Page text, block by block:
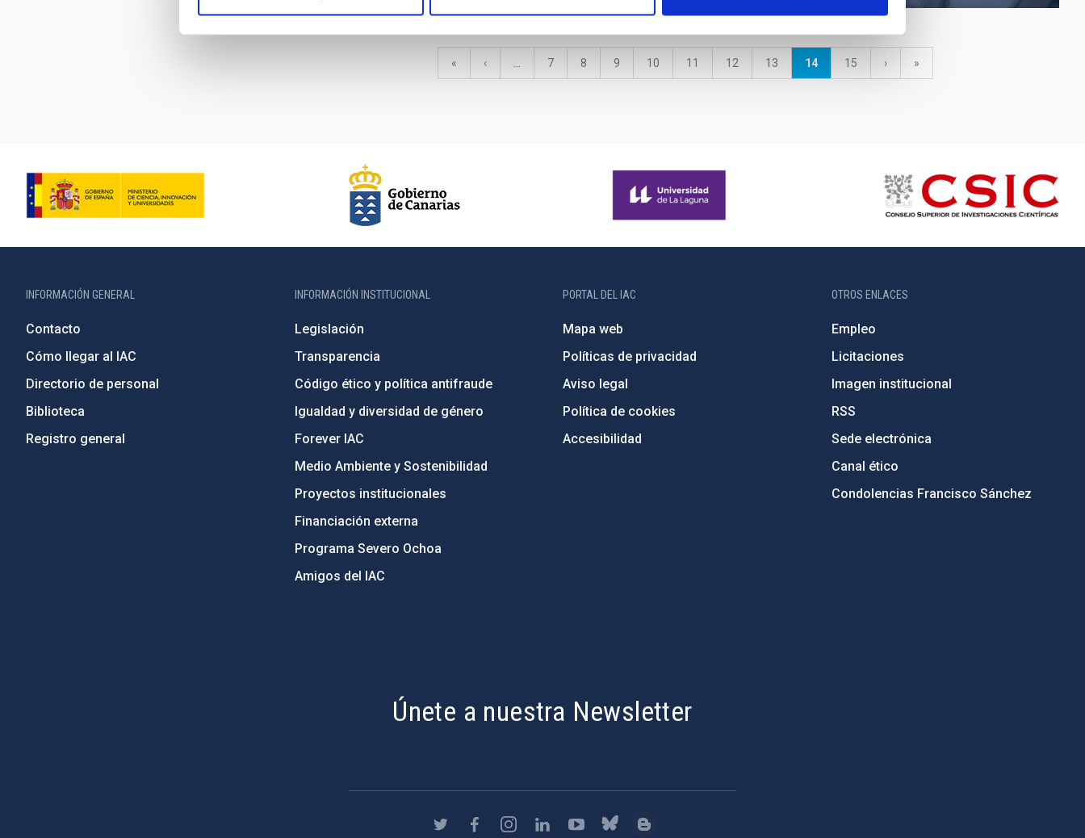
Primera
«
Página
‹ Página
7 Página
8 Página
9 Página
10 Página
11 Página
12 Página
13
Página
14 Página
15
Siguiente
›
última
»
INFORMACIÓN GENERAL
Contacto
Cómo llegar al IAC
Directorio de personal
Biblioteca
Registro general
INFORMACIÓN INSTITUCIONAL
Legislación
Transparencia
Código ético y política antifraude
Igualdad y diversidad de género
Forever IAC
Medio Ambiente y Sostenibilidad
Proyectos institucionales
Financiación externa
Programa Severo Ochoa
Amigos del IAC
PORTAL DEL IAC
Mapa web
Políticas de privacidad
Aviso legal
Política de cookies
Accesibilidad
OTROS ENLACES
Empleo
Licitaciones
Imagen institucional
RSS
Sede electrónica
Canal ético
Condolencias Francisco Sánchez
Únete a nuestra Newsletter